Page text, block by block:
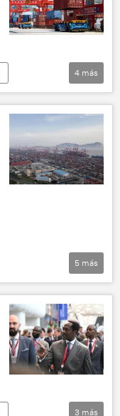
4 más
5 más
3 más